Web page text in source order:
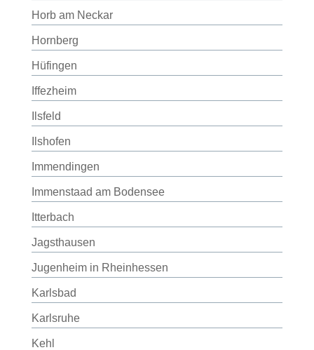
Horb am Neckar
Hornberg
Hüfingen
Iffezheim
Ilsfeld
Ilshofen
Immendingen
Immenstaad am Bodensee
Itterbach
Jagsthausen
Jugenheim in Rheinhessen
Karlsbad
Karlsruhe
Kehl